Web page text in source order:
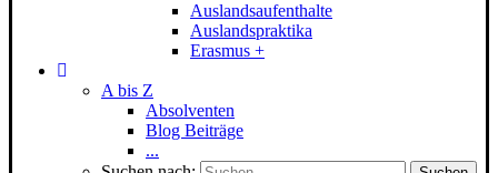
Auslandsaufenthalte
Auslandspraktika
Erasmus +
A bis Z
Absolventen
Blog Beiträge
...